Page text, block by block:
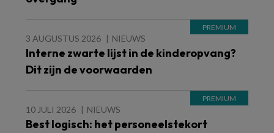
3 AUGUSTUS 2026 NIEUWS
Interne zwarte lijst in de kinderopvang?
Dit zijn de voorwaarden
10 JULI 2026 NIEUWS
Best logisch: het personeelstekort